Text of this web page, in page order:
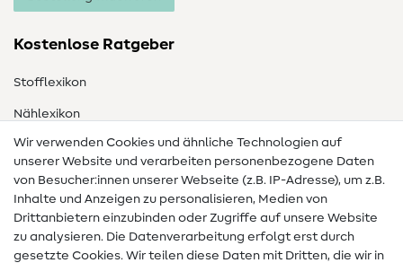
Kostenlose Ratgeber
Stofflexikon
Nählexikon
Nähanleitungen
Hilfe & Kontakt
Kontakt
Infos zum Betreiberwechsel
Wir verwenden Cookies und ähnliche Technologien auf
unserer Website und verarbeiten personenbezogene Daten
von Besucher:innen unserer Webseite (z.B. IP-Adresse), um z.B.
Inhalte und Anzeigen zu personalisieren, Medien von
Drittanbietern einzubinden oder Zugriffe auf unsere Website
zu analysieren. Die Datenverarbeitung erfolgt erst durch
gesetzte Cookies. Wir teilen diese Daten mit Dritten, die wir in